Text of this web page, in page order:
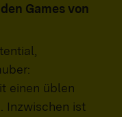
Games von
einen üblen
Inzwischen ist